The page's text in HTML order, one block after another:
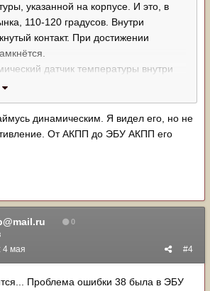
указанной на корпусе. И это, в
110-120 градусов. Внутри
контакт. При достижении
датчик температуры внутри
его подключение.
динамическим. Я видел его, но не
От АКПП до ЭБУ АКПП его
0
#4
4 мая
Проблема ошибки 38 была в ЭБУ